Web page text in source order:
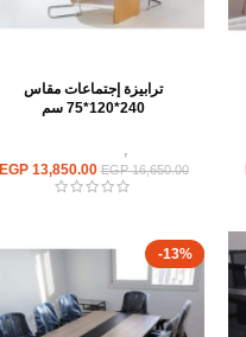
ترابيزة إجتماعات مقاس
240*120*75 سم
ترابيزات,
EGP16,650.00
EGP13,850.00
-13%